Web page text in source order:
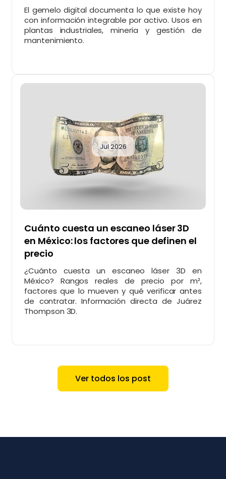
El gemelo digital documenta lo que existe hoy
con información integrable por activo. Usos en
plantas industriales, minería y gestión de
mantenimiento.
Jul 2026
Cuánto cuesta un escaneo láser 3D
en México: los factores que definen el
precio
¿Cuánto cuesta un escaneo láser 3D en
México? Rangos reales de precio por m²,
factores que lo mueven y qué verificar antes
de contratar. Información directa de Juárez
Thompson 3D.
Ver todos los post